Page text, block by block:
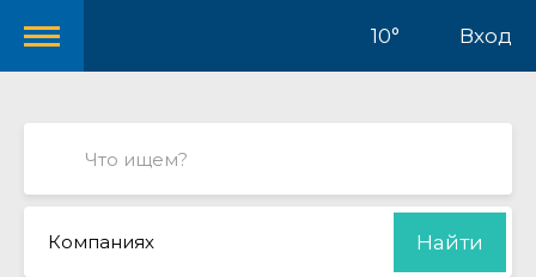
10° Вход
Компаниях Найти